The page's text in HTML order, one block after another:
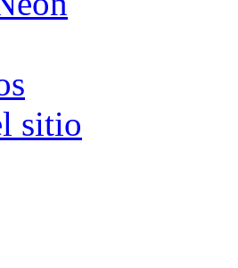
sitio